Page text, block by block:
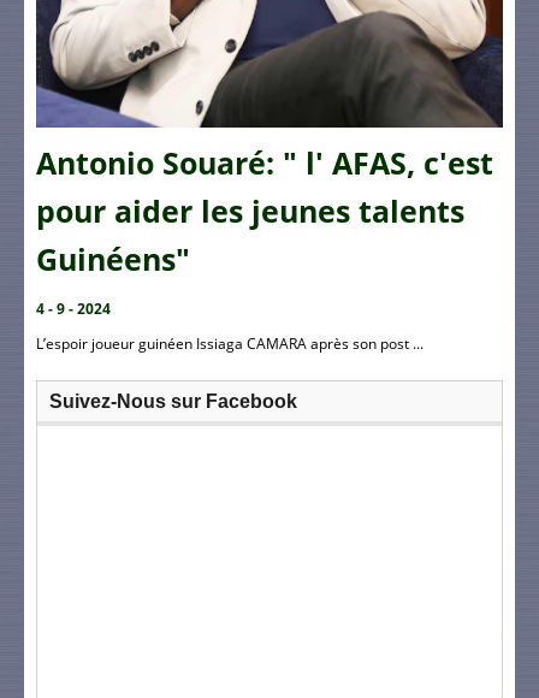
Antonio Souaré: " l' AFAS, c'est
pour aider les jeunes talents
Guinéens"
4 - 9 - 2024
L’espoir joueur guinéen Issiaga CAMARA après son post ...
Suivez-Nous sur Facebook